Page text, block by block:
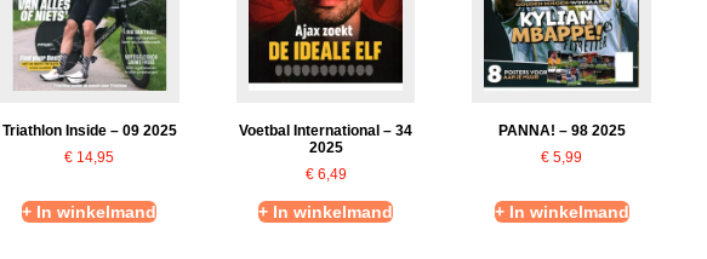
Triathlon Inside – 09 2025
€ 14,95
+ In winkelmand
Voetbal International – 34
2025
€6,49
+ In winkelmand
PANNA! – 98 2025
€ 5,99
+ In winkelmand